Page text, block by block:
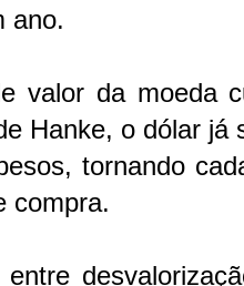
ano.
valor da moeda
Hanke, o dólar já
tornando
compra.